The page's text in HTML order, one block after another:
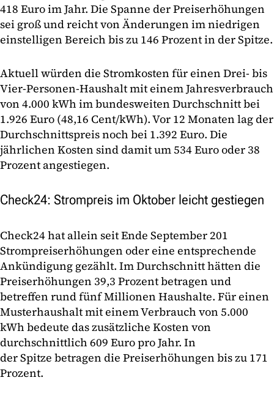
418 Euro im Jahr. Die Spanne der Preiserhöhungen
sei groß und reicht von Änderungen im niedrigen
einstelligen Bereich bis zu 146 Prozent in der Spitze.
Aktuell würden die Stromkosten für einen Drei- bis
Vier-Personen-Haushalt mit einem Jahresverbrauch
von 4.000 kWh im bundesweiten Durchschnitt bei
1.926 Euro (48,16 Cent/kWh). Vor 12 Monaten lag der
Durchschnittspreis noch bei 1.392 Euro. Die
jährlichen Kosten sind damit um 534 Euro oder 38
Prozent angestiegen.
Check24: Strompreis im Oktober leicht gestiegen
Check24 hat allein seit Ende September 201
Strompreiserhöhungen oder eine entsprechende
Ankündigung gezählt. Im Durchschnitt hätten die
Preiserhöhungen 39,3 Prozent betragen und
betreffen rund fünf Millionen Haushalte. Für einen
Musterhaushalt mit einem Verbrauch von 5.000
kWh bedeute das zusätzliche Kosten von
durchschnittlich 609 Euro pro Jahr. In
der Spitze betragen die Preiserhöhungen bis zu 171
Prozent.